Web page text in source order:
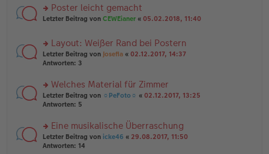
ei
tr
e
n
ei
tr
a
n
g
es
e
n
er
ei
tr
a
rs
u
n
g
es
e
n
er
ei
tr
a
Poster leicht gemacht
Letzter Beitrag von CEWEianer « 05.02.2018, 11:40
rs
te
n
g
el
e
n
er
Layout: Weißer Rand bei Postern
Letzter Beitrag von Josefia « 02.12.2017, 14:37
Antworten: 3
rs
te
n
g
el
Welches Material für Zimmer
Letzter Beitrag von ☼PeFoto☼ « 02.12.2017, 13:25
Antworten: 5
rs
te
Eine musikalische Überraschung
Letzter Beitrag von icke46 « 29.08.2017, 11:50
Antworten: 14